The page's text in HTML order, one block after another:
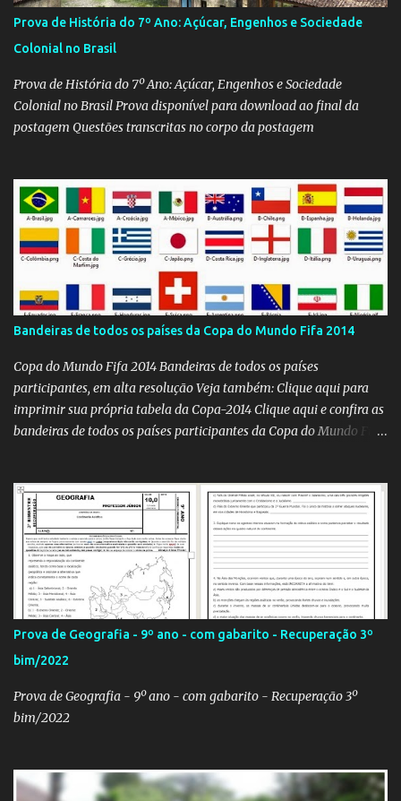
Prova de História do 7º Ano: Açúcar, Engenhos e Sociedade
Colonial no Brasil
Prova de História do 7º Ano: Açúcar, Engenhos e Sociedade
Colonial no Brasil Prova disponível para download ao final da
postagem Questões transcritas no corpo da postagem
Bandeiras de todos os países da Copa do Mundo Fifa 2014
Copa do Mundo Fifa 2014 Bandeiras de todos os países
participantes, em alta resolução Veja também: Clique aqui para
imprimir sua própria tabela da Copa-2014 Clique aqui e confira as
bandeiras de todos os países participantes da Copa do Mundo Fifa
Com um evento como a Copa do Mundo ocorrendo no Brasil,
independentemente se você seja do time 'Viva Copa' ou do time
'Não vai ter Copa', uma hora ou outra acaba precisando das
bandeiras dos países que participarão do evento (para exaltá-los
ou para estraçalhá-los). Principalmente se você for aluno ou
professor! Provavelmente sua escola fará alguma atividade
relacionada ao assunto. Aí, precisa correr para o Google Imagens,
achar a bandeira correta, com a resolução adequada... a maior
função. Eu sei porque já precisei fazer isso. Como deixei os
arquivos armazenados em cas...
Prova de Geografia - 9º ano - com gabarito - Recuperação 3º
bim/2022
Prova de Geografia - 9º ano - com gabarito - Recuperação 3º
bim/2022